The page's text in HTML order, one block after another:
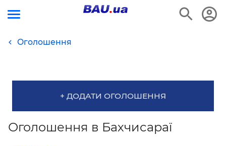
Оголошення
+ ДОДАТИ ОГОЛОШЕННЯ
Оголошення в Бахчисараї